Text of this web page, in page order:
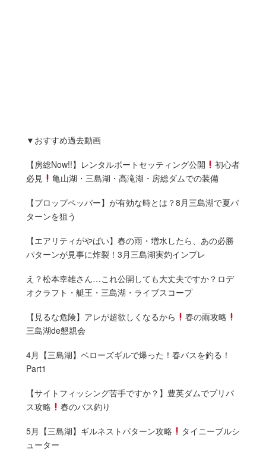
▼おすすめ過去動画
【房総Now!!】レンタルボートセッティング公開
初心者
必見
亀山湖・三島湖・高滝湖・房総ダムでの装備
【プロップペッパー】が有効な時とは？8月三島湖で夏パ
ターンを狙う
【エアリティがやばい】春の雨・増水したら、あの必勝
パターンが見事に炸裂！3月三島湖実釣インプレ
え？松本幸雄さん…これ公開しても大丈夫ですか？ロデ
オクラフト・艇王・三島湖・ライブスコープ
【見るな危険】アレが超欲しくなるから
春の雨攻略
三島湖de懇親会
4月【三島湖】ベローズギルで爆った！春バスを釣る！
Part1
【サイトフィッシング苦手ですか？】豊英ダムでプリバ
ス攻略
春のバス釣り
5月【三島湖】ギルネストパターン攻略
タイニーブルシ
ューター